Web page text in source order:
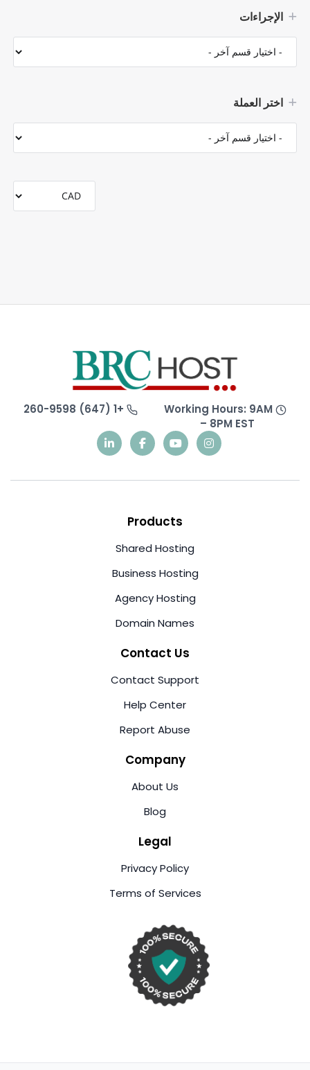
الإجراءات
اختر العملة
Working Hours: 9AM
– 8PM EST
+1 (647) 260-9598
Products
Shared Hosting
Business Hosting
Agency Hosting
Domain Names
Contact Us
Contact Support
Help Center
Report Abuse
Company
About Us
Blog
Legal
Privacy Policy
Terms of Services